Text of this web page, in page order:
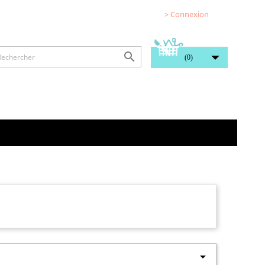
> Connexion
 (0) 
